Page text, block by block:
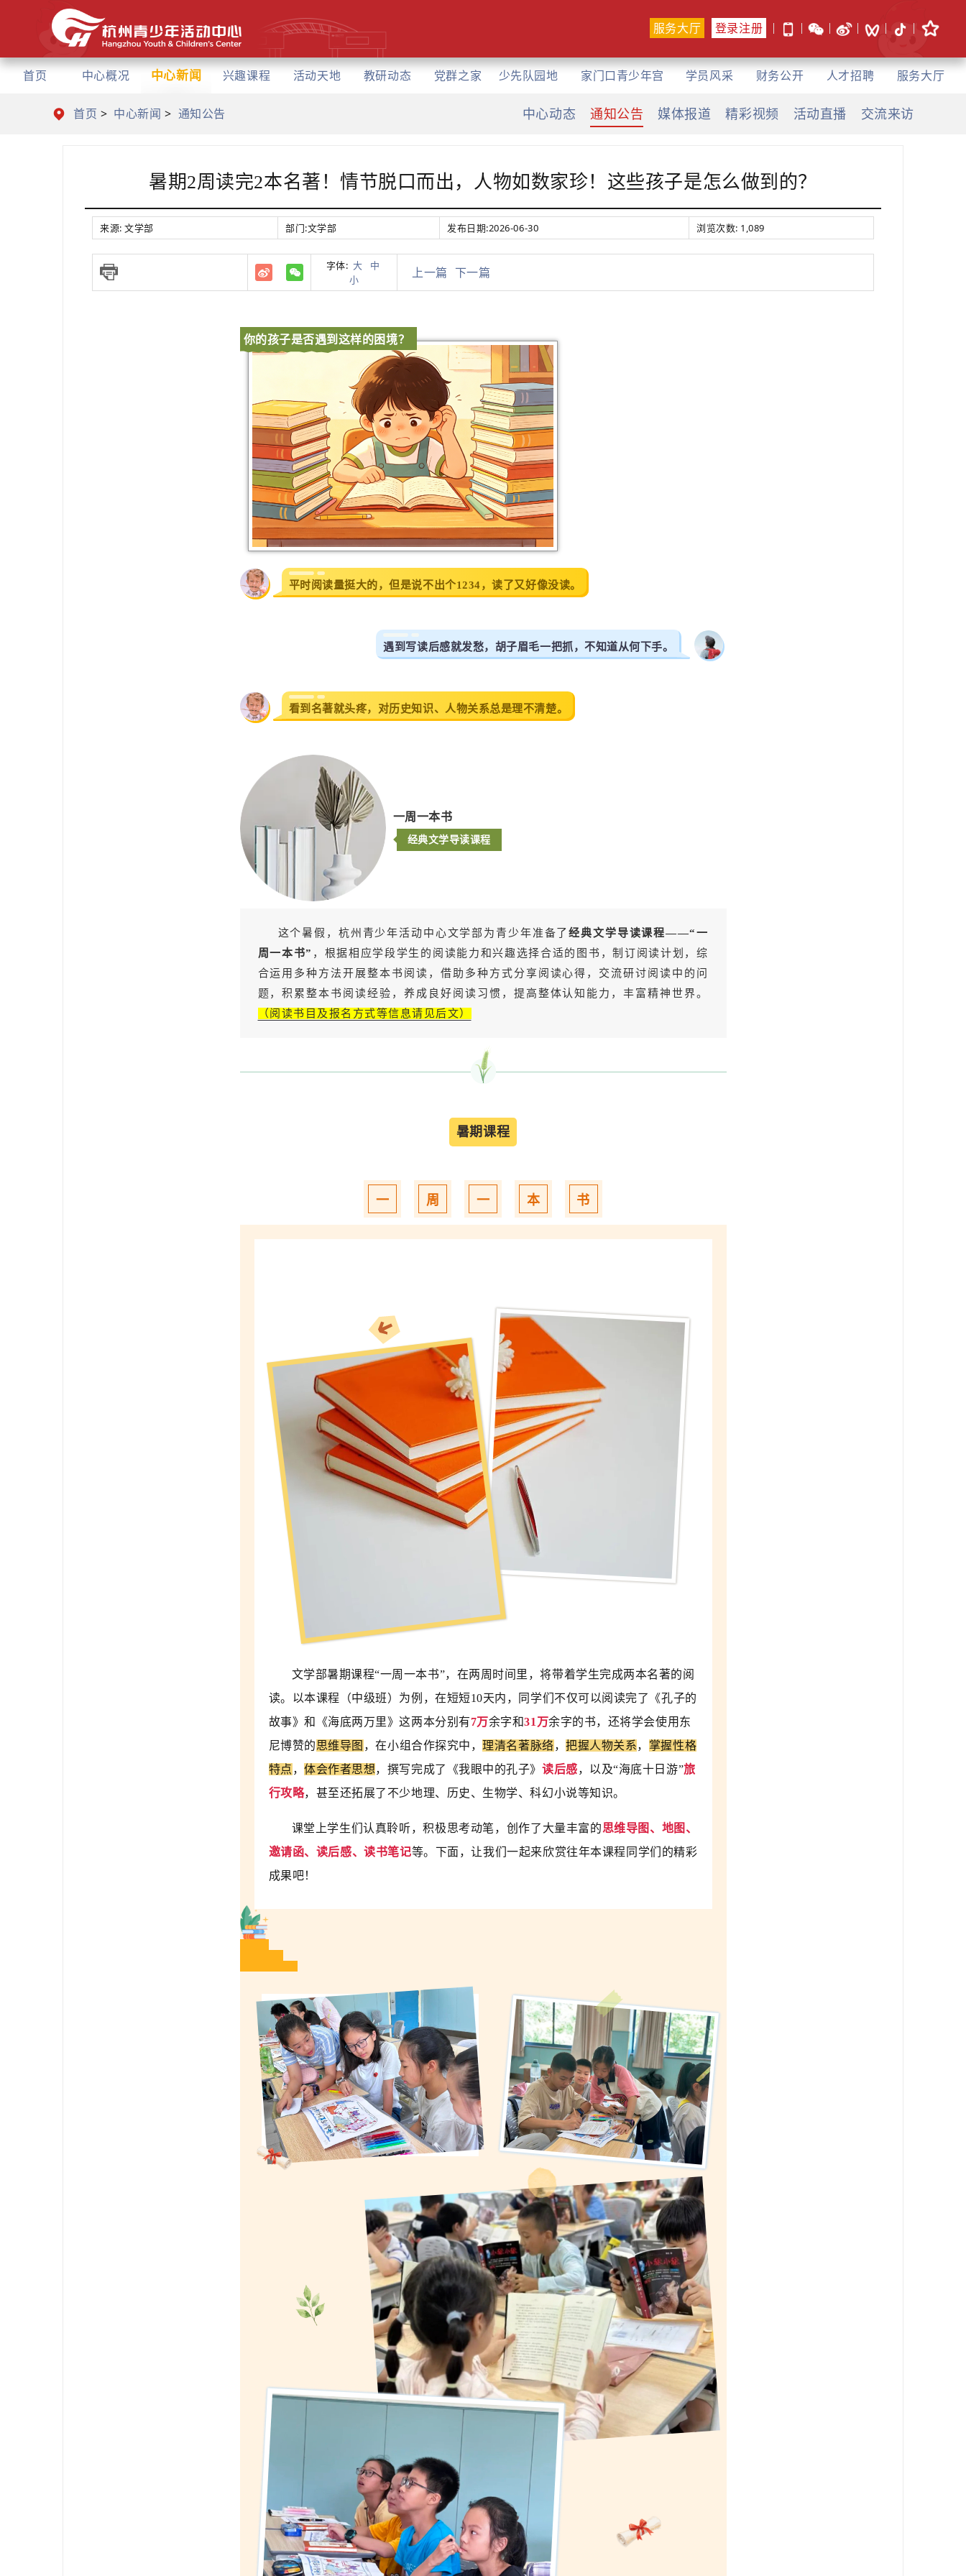
服务大厅 登录注册
首页 中心概况 中心新闻 兴趣课程 活动天地 教研动态 党群之家 少先队园地 家门口青少年宫 学员风采 财务公开 人才招聘 服务大厅
首页 > 中心新闻 > 通知公告 中心动态 通知公告 媒体报道 精彩视频 活动直播 交流来访
暑期2周读完2本名著！情节脱口而出，人物如数家珍！这些孩子是怎么做到的？
来源: 文学部 部门:文学部 发布日期:2026-06-30 浏览次数: 1,089
字体: 大
中
小
上一篇 下一篇
你的孩子是否遇到这样的困境？
平时阅读量挺大的，但是说不出个1234，读了又好像没读。
遇到写读后感就发愁，胡子眉毛一把抓，不知道从何下手。
看到名著就头疼，对历史知识、人物关系总是理不清楚。
一周一本书
经典文学导读课程
这个暑假，杭州青少年活动中心文学部为青少年准备了经典文学导读课程——“一
周一本书” ， 根据相应学段学生的阅读能力和兴趣选择合适的图书，制订阅读计划，综
合运用多种方法开展整本书阅读，借助多种方式分享阅读心得，交流研讨阅读中的问
题，积累整本书阅读经验，养成良好阅读习惯，提高整体认知能力，丰富精神世界。
（阅读书目及报名方式等信息请见后文）
暑期课程
一 周 一 本 书
文学部暑期课程“一周一本书”，在两周时间里，将带着学生完成两本名著的阅
读。以本课程（中级班）为例，在短短10天内，同学们不仅可以阅读完了《孔子的
故事》和《海底两万里》这两本分别有7万余字和31万余字的书，还将学会使用东
尼博赞的思维导图 ，在小组合作探究中，理清名著脉络，把握人物关系， 掌握性格
特点 ，体会作者思想，撰写完成了《我眼中的孔子》读后感，以及“海底十日游”旅
行攻略，甚至还拓展了不少地理、历史、生物学、科幻小说等知识。
课堂上学生们认真聆听，积极思考动笔，创作了大量丰富的思维导图、地图、
邀请函、读后感、读书笔记等。 下面，让我们一起来欣赏往年本课程同学们的精彩
成果吧！